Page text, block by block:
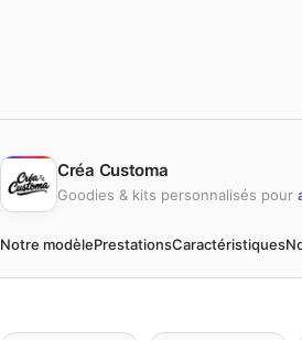
Créa Customa
Goodies & kits personnalisés pour
Notre modèlePrestationsCaractéristiques